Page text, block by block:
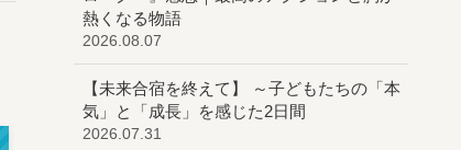
熱くなる物語
2026.08.07
【未来合宿を終えて】 ～子どもたちの「本
気」と「成長」を感じた2日間
2026.07.31